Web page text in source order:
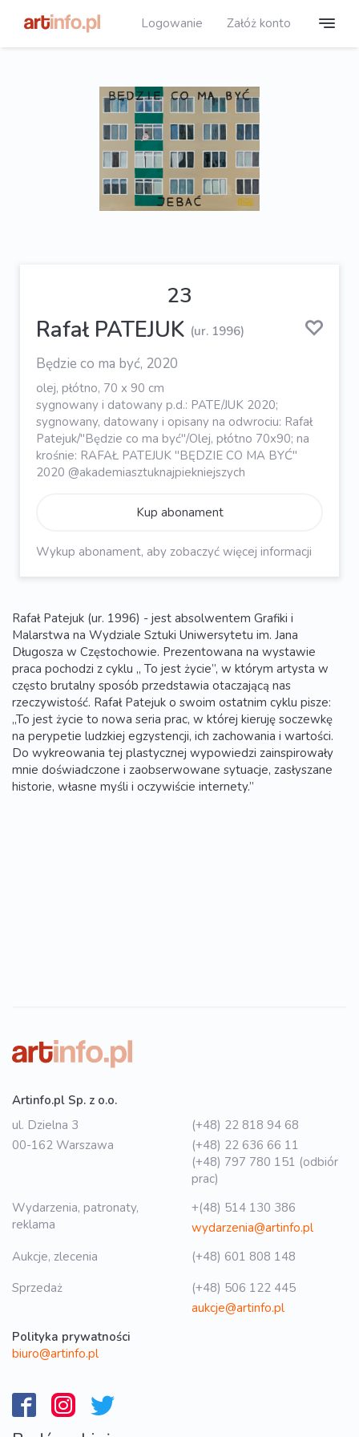
Logowanie Załóż konto
23
Rafał PATEJUK (ur. 1996)
Będzie co ma być, 2020
olej, płótno, 70 x 90 cm
sygnowany i datowany p.d.: PATE/JUK 2020;
sygnowany, datowany i opisany na odwrociu: Rafał
Patejuk/"Będzie co ma być"/Olej, płótno 70x90; na
krośnie: RAFAŁ PATEJUK "BĘDZIE CO MA BYĆ"
2020 @akademiasztuknajpiekniejszych
Kup abonament
Wykup abonament, aby zobaczyć więcej informacji
Rafał Patejuk (ur. 1996) - jest absolwentem Grafiki i
Malarstwa na Wydziale Sztuki Uniwersytetu im. Jana
Długosza w Częstochowie. Prezentowana na wystawie
praca pochodzi z cyklu „ To jest życie”, w którym artysta w
często brutalny sposób przedstawia otaczającą nas
rzeczywistość. Rafał Patejuk o swoim ostatnim cyklu pisze:
„To jest życie to nowa seria prac, w której kieruję soczewkę
na perypetie ludzkiej egzystencji, ich zachowania i wartości.
Do wykreowania tej plastycznej wypowiedzi zainspirowały
mnie doświadczone i zaobserwowane sytuacje, zasłyszane
historie, własne myśli i oczywiście internety.”
Artinfo.pl Sp. z o.o.
ul. Dzielna 3
00-162 Warszawa
(+48) 22 818 94 68
(+48) 22 636 66 11
(+48) 797 780 151 (odbiór
prac)
Wydarzenia, patronaty,
reklama
+(48) 514 130 386
wydarzenia@artinfo.pl
Aukcje, zlecenia
(+48) 601 808 148
Sprzedaż
(+48) 506 122 445
aukcje@artinfo.pl
Polityka prywatności
biuro@artinfo.pl